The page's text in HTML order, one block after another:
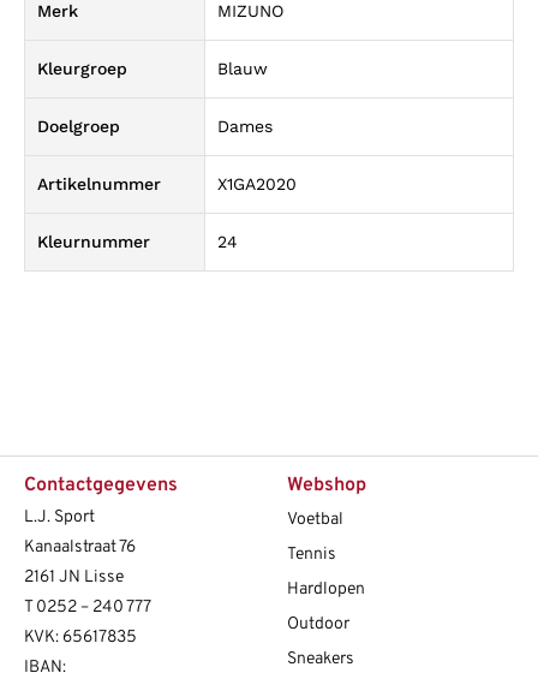
Merk MIZUNO
Kleurgroep Blauw
Doelgroep Dames
Artikelnummer X1GA2020
Kleurnummer 24
Contactgegevens
L.J. Sport
Kanaalstraat 76
2161 JN Lisse
T0252 – 240 777
KVK: 65617835
IBAN:
Webshop
Voetbal
Tennis
Hardlopen
Outdoor
Sneakers